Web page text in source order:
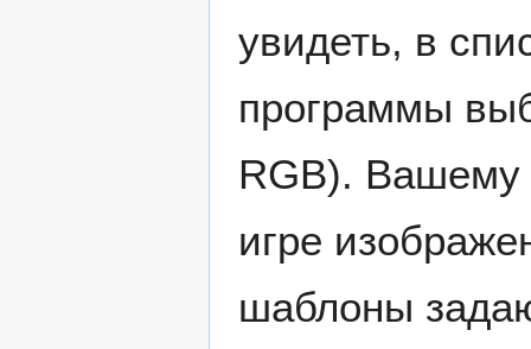
увидеть, в
программы
RGB). Вашему
игре
шаблоны